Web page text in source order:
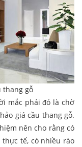
thang gỗ
mắc phải đó là chờ
giá cầu thang gỗ.
nên cho rằng có
tế, có nhiều rào